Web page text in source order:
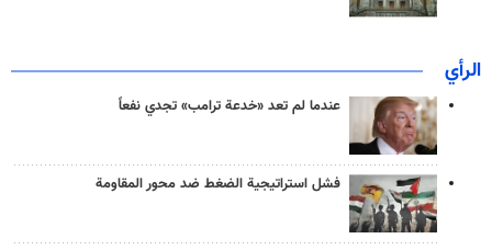
الرأي
عندما لم تعد «خدعة ترامب» تجدي نفعاً
فشل استراتيجية الضغط ضد محور المقاومة